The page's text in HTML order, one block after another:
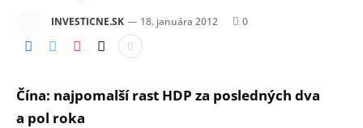
INVESTICNE.SK 18. januára 2012 0
Čína: najpomalší rast HDP za posledných dva
a pol roka